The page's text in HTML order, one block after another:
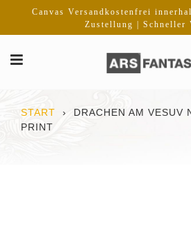
Inhalt
Canvas Versandkostenfrei
Zustellung | Schneller
START ›
DRACHEN AM VESUV
PRINT